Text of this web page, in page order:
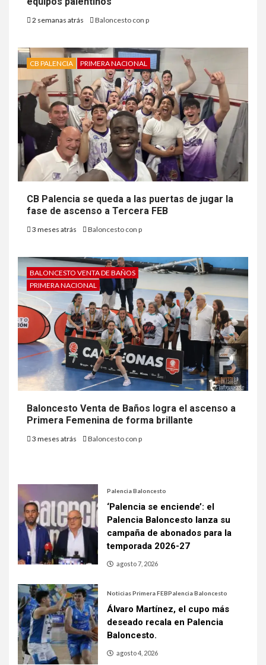
2 semanas atrás Baloncesto con p
CB PALENCIA PRIMERA NACIONAL
CB Palencia se queda a las puertas de jugar la
fase de ascenso a Tercera FEB
3 meses atrás Baloncesto con p
BALONCESTO VENTA DE BAÑOS
PRIMERA NACIONAL
Baloncesto Venta de Baños logra el ascenso a
Primera Femenina de forma brillante
3 meses atrás Baloncesto con p
Palencia Baloncesto
‘Palencia se enciende’: el
Palencia Baloncesto lanza su
campaña de abonados para la
temporada 2026-27
agosto 7, 2026
Noticias Primera FEBPalencia Baloncesto
Álvaro Martínez, el cupo más
deseado recala en Palencia
Baloncesto.
agosto 4, 2026